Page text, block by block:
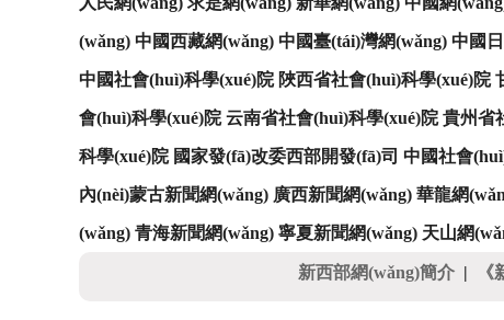
(wǎng) 中國西藏網(wǎng) 中國臺(tái)灣網(wǎng) 中國
中國社會(huì)科學(xué)院 陜西省社會(huì)科學(xué)院
會(huì)科學(xué)院 云南省社會(huì)科學(xué)院 貴州省
科學(xué)院 國家發(fā)改委西部開發(fā)司 中國社會
內(nèi)蒙古新聞網(wǎng) 廣西新聞網(wǎng) 華龍網
(wǎng) 青海新聞網(wǎng) 寧夏新聞網(wǎng) 天山網
新西部網(wǎng)簡介 |